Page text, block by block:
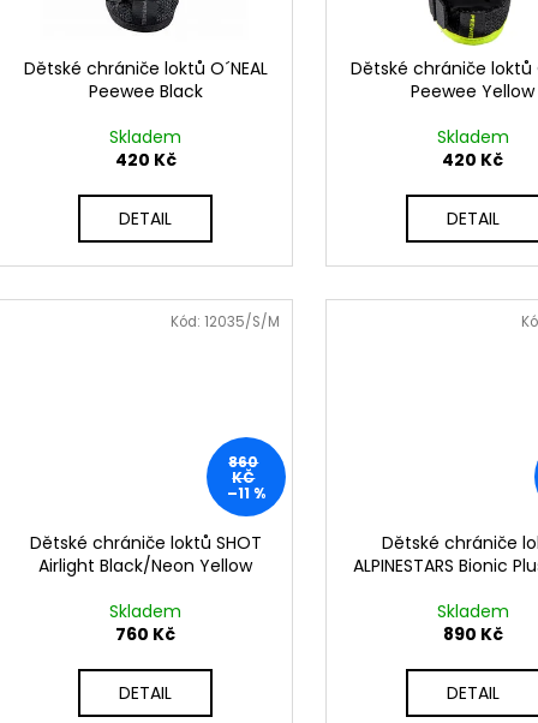
Dětské chrániče loktů O´NEAL
Peewee Black
Skladem
420 Kč
DETAIL
Dětské chrániče loktů
Peewee Yellow
Skladem
420 Kč
DETAIL
860
KČ
–11 %
Dětské chrániče loktů SHOT
Airlight Black/Neon Yellow
Skladem
760 Kč
DETAIL
Kód:12035/S/M
Dětské chrániče
ALPINESTARS Bionic
Skladem
890 Kč
DETAIL